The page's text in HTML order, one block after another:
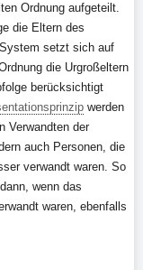
Ordnung aufgeteilt.
die Eltern des
setzt sich auf
die Urgroßeltern
berücksichtigt
werden
Verwandten der
auch Personen, die
verwandt waren. So
wenn das
waren, ebenfalls